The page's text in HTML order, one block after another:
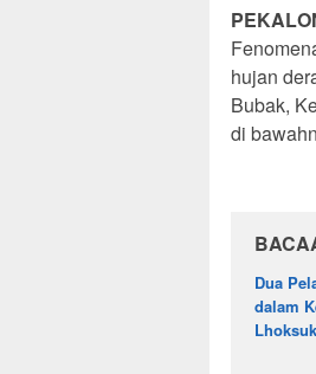
hujan
Bubak,
di
Dua
dalam